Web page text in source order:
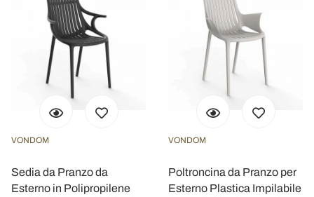
VONDOM
Sedia da Pranzo da
Esterno in Polipropilene
VONDOM
Poltroncina da Pranzo per
Esterno Plastica Impilabile